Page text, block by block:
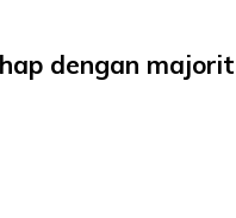
dengan